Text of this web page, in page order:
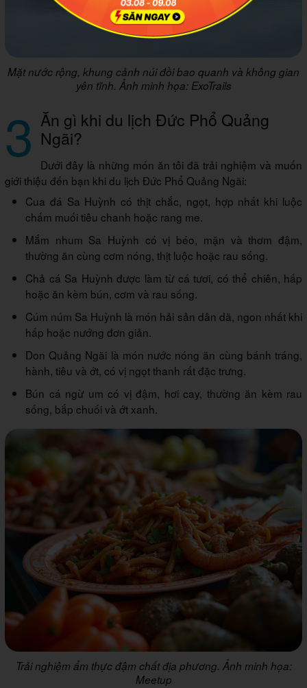
Mặt nước rộng, khung cảnh núi đồi bao quanh và không gian
yên tĩnh. Ảnh minh họa: ExoTrails
3 Ăn gì khi du lịch Đức Phổ Quảng
Ngãi?
Dưới đây là những món ăn tôi đã trải nghiệm và muốn
giới thiệu đến bạn khi du lịch Đức Phổ Quảng Ngãi:
Cua đá Sa Huỳnh có thịt chắc, ngọt, hợp nhất khi luộc
chấm muối tiêu chanh hoặc rang me.
Mắm nhum Sa Huỳnh có vị béo, mặn và thơm đậm,
thường ăn cùng cơm nóng, thịt luộc hoặc rau sống.
Chả cá Sa Huỳnh được làm từ cá tươi, có thể chiên, hấp
hoặc ăn kèm bún, cơm và rau sống.
Cúm núm Sa Huỳnh là món hải sản dân dã, ngon nhất khi
hấp hoặc nướng đơn giản.
Don Quảng Ngãi là món nước nóng ăn cùng bánh tráng,
hành, tiêu và ớt, có vị ngọt thanh rất đặc trưng.
Bún cá ngừ um có vị đậm, hơi cay, thường ăn kèm rau
sống, bắp chuối và ớt xanh.
Trải nghiệm ẩm thực đậm chất địa phương. Ảnh minh họa:
Meetup